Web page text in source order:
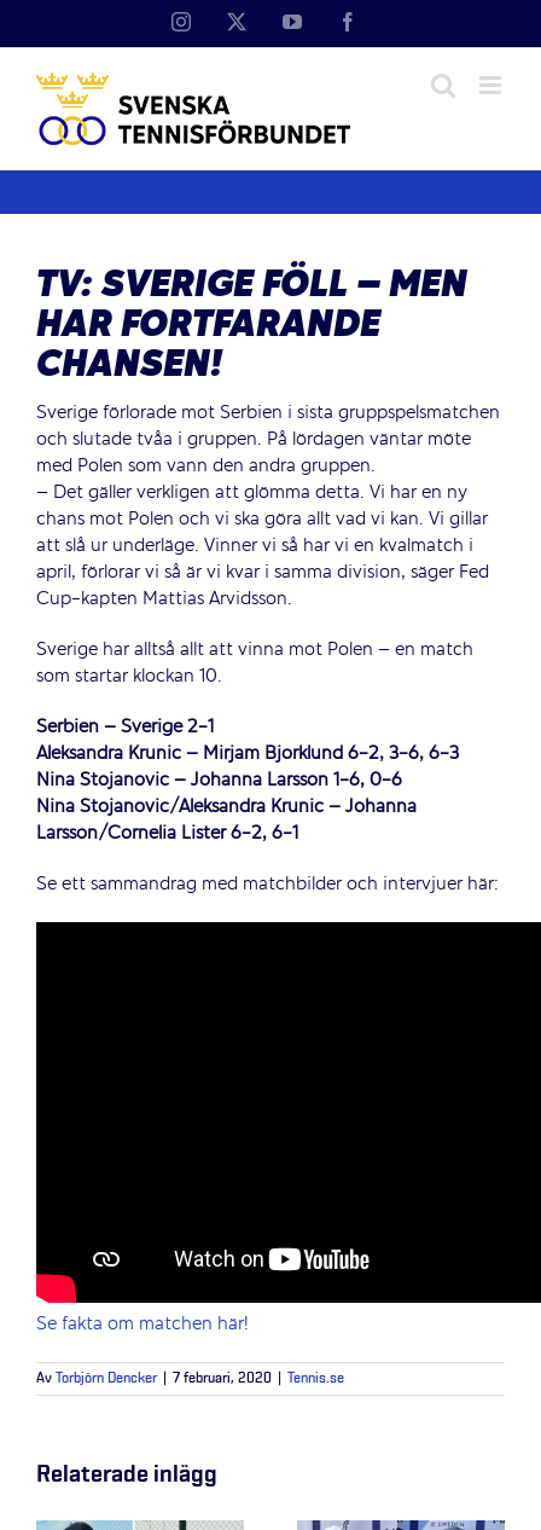
Instagram YouTube
TV: SVERIGE FÖLL – MEN
HAR FORTFARANDE
CHANSEN!
Sverige förlorade mot Serbien i sista gruppspelsmatchen
och slutade tvåa i gruppen. På lördagen väntar möte
med Polen som vann den andra gruppen.
– Det gäller verkligen att glömma detta. Vi har en ny
chans mot Polen och vi ska göra allt vad vi kan. Vi gillar
att slå ur underläge. Vinner vi så har vi en kvalmatch i
april, förlorar vi så är vi kvar i samma division, säger Fed
Cup-kapten Mattias Arvidsson.
Sverige har alltså allt att vinna mot Polen – en match
som startar klockan 10.
Serbien – Sverige 2-1
Aleksandra Krunic – Mirjam Björklund 6-2, 3-6, 6-3
Nina Stojanovic – Johanna Larsson 1-6, 0-6
Nina Stojanovic/Aleksandra Krunic – Johanna
Larsson/Cornelia Lister 6-2, 6-1
Se ett sammandrag med matchbilder och intervjuer här:
Se fakta om matchen här!
Av Torbjörn Dencker 7 februari, 2020 Tennis.se
Relaterade inlägg